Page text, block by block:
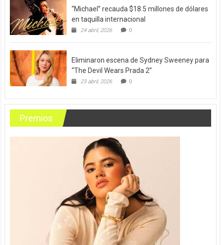
“Michael” recauda $18.5 millones de dólares
en taquilla internacional
24 abril, 2026 0
Eliminaron escena de Sydney Sweeney para
“The Devil Wears Prada 2”
23 abril, 2026 0
Premios